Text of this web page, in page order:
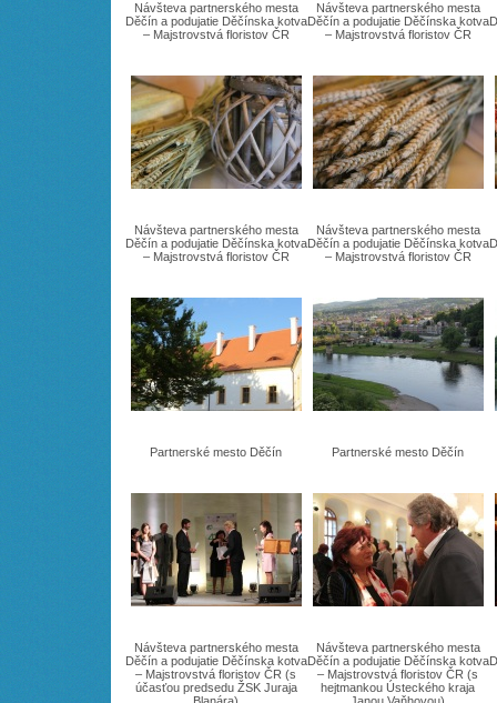
Návšteva partnerského mesta
Děčín a podujatie Děčínska kotva
– Majstrovstvá floristov ČR
Návšteva partnerského mesta
Děčín a podujatie Děčínska kotva
– Majstrovstvá floristov ČR
Návšteva partnerského mesta
Děčín a podujatie Děčínska kotva
– Majstrovstvá floristov ČR
Návšteva partnerského mesta
Děčín a podujatie Děčínska kotva
– Majstrovstvá floristov ČR
Partnerské mesto Děčín Partnerské mesto Děčín
Návšteva partnerského mesta
Děčín a podujatie Děčínska kotva
– Majstrovstvá floristov ČR (s
účasťou predsedu ŽSK Juraja
Návšteva partnerského mesta
Děčín a podujatie Děčínska kotva
– Majstrovstvá floristov ČR (s
hejtmankou Ústeckého kraja